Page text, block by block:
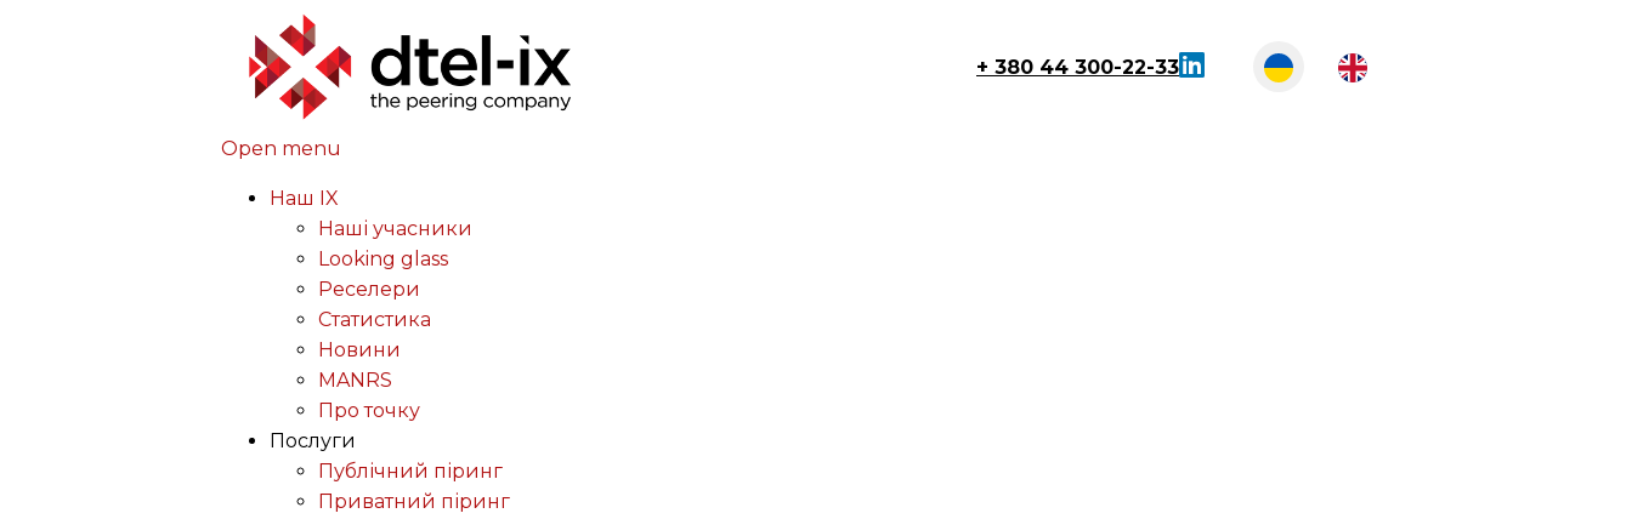
+ 380 44 300-22-33
Open menu
Наш IX
Наші учасники
Looking glass
Реселери
Статистика
Новини
MANRS
Про точку
Послуги
Публічний піринг
Приватний піринг